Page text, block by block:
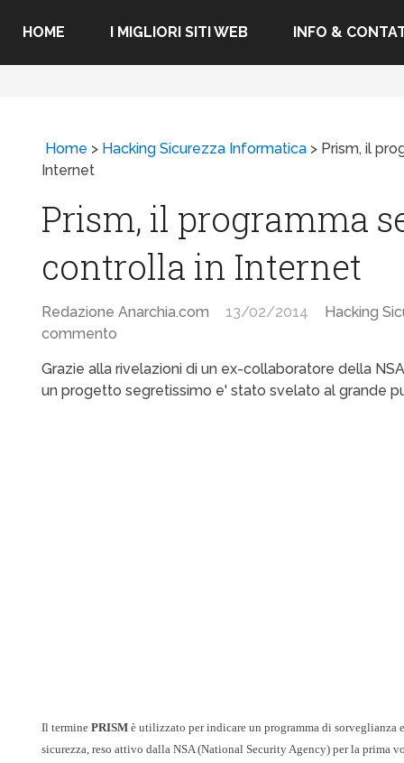
HOME I MIGLIORI SITI WEB INFO &
Home > Hacking Sicurezza Informatica > Prism, il
Internet
Prism, il programma
controlla in Internet
Redazione Anarchia.com 13/02/2014
Hacking
commento
Grazie alla rivelazioni di un ex-collaboratore della
un progetto segretissimo e' stato svelato al grande
Il terminePRISM è utilizzato per indicare un programma di sorveglianza
sicurezza, reso attivo dalla NSA (National Security Agency) per la prima